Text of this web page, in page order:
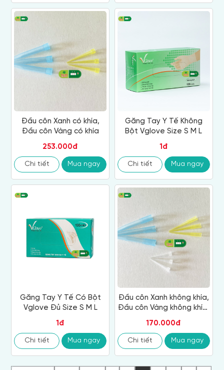
Đầu côn Xanh có khía,
Đầu côn Vàng có khía
253.000đ
Chi tiết Mua ngay
Găng Tay Y Tế Không
Bột Vglove Size S M L
1đ
Chi tiết Mua ngay
Găng Tay Y Tế Có Bột
Vglove Đủ Size S M L
1đ
Chi tiết Mua ngay
Đầu côn Xanh không khía,
Đầu côn Vàng không khía,
170.000đ
Chi tiết Mua ngay